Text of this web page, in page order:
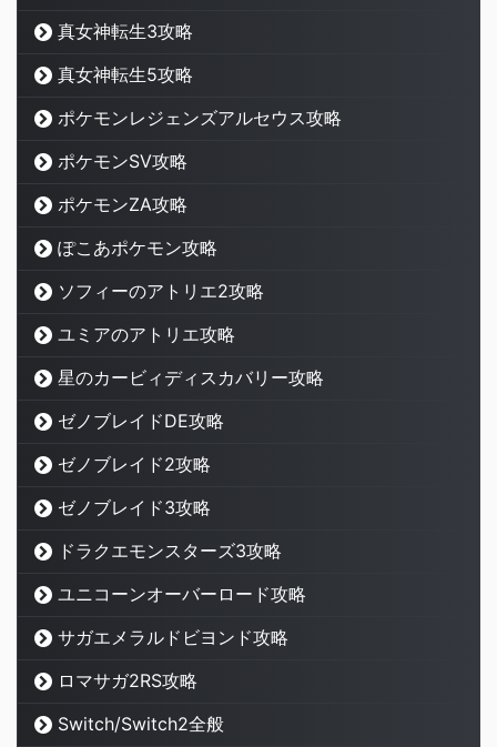
真女神転生3攻略
真女神転生5攻略
ポケモンレジェンズアルセウス攻略
ポケモンSV攻略
ポケモンZA攻略
ぽこあポケモン攻略
ソフィーのアトリエ2攻略
ユミアのアトリエ攻略
星のカービィディスカバリー攻略
ゼノブレイドDE攻略
ゼノブレイド2攻略
ゼノブレイド3攻略
ドラクエモンスターズ3攻略
ユニコーンオーバーロード攻略
サガエメラルドビヨンド攻略
ロマサガ2RS攻略
Switch/Switch2全般